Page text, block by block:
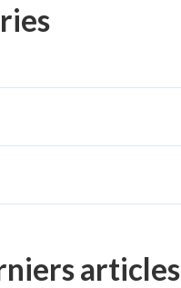
articles